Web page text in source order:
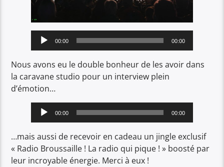
Lecteur
audio
00:00 00:00
Nous avons eu le double bonheur de les avoir dans
la caravane studio pour un interview plein
d’émotion…
Lecteur
audio
00:00 00:00
…mais aussi de recevoir en cadeau un jingle exclusif
« Radio Broussaille ! La radio qui pique ! » boosté par
leur incroyable énergie. Merci à eux !